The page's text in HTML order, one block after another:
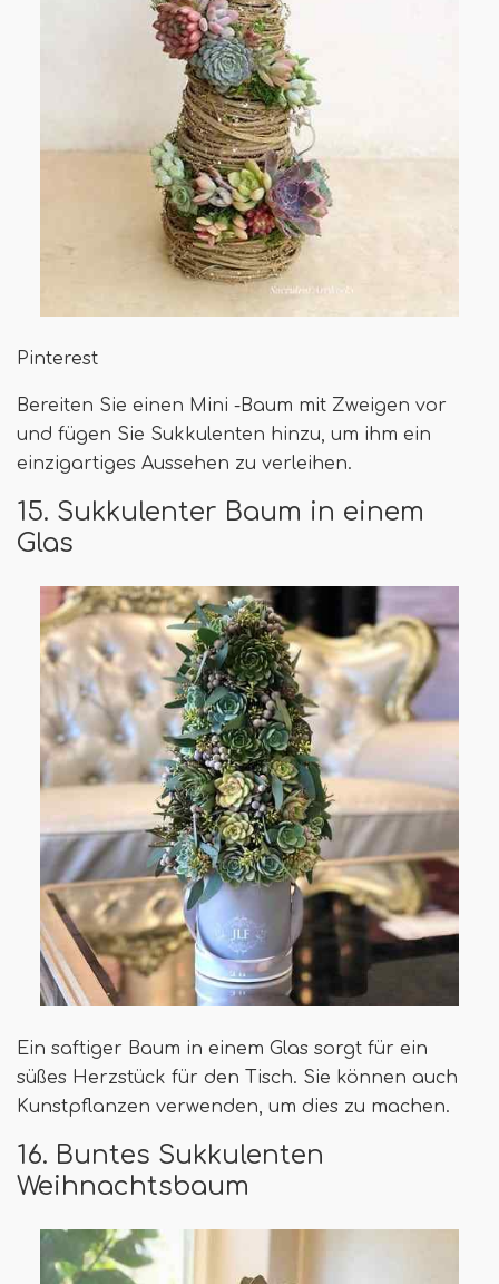
Pinterest
Bereiten Sie einen Mini -Baum mit Zweigen vor
und fügen Sie Sukkulenten hinzu, um ihm ein
einzigartiges Aussehen zu verleihen.
15. Sukkulenter Baum in einem
Glas
Ein saftiger Baum in einem Glas sorgt für ein
süßes Herzstück für den Tisch. Sie können auch
Kunstpflanzen verwenden, um dies zu machen.
16. Buntes Sukkulenten
Weihnachtsbaum